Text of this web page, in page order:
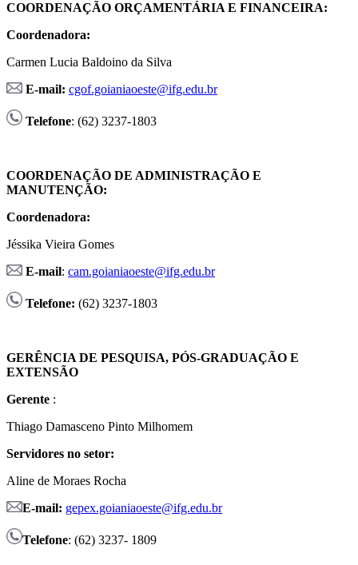
COORDENAÇÃO ORÇAMENTÁRIA E FINANCEIRA:
Coordenadora:
Carmen Lucia Baldoino da Silva
E-mail: cgof.goianiaoeste@ifg.edu.br
Telefone: (62) 3237-1803
COORDENAÇÃO DE ADMINISTRAÇÃO E
MANUTENÇÃO:
Coordenadora:
Jéssika Vieira Gomes
E-mail: cam.goianiaoeste@ifg.edu.br
Telefone: (62) 3237-1803
GERÊNCIA DE PESQUISA, PÓS-GRADUAÇÃO E
EXTENSÃO
Gerente :
Thiago Damasceno Pinto Milhomem
Servidores no setor:
Aline de Moraes Rocha
E-mail: gepex.goianiaoeste@ifg.edu.br
Telefone: (62) 3237- 1809